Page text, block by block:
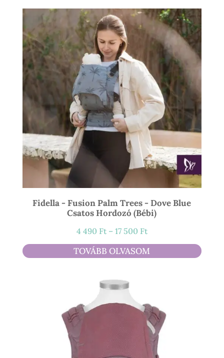
21
900 Ft
Fidella - Fusion Palm Trees - Dove Blue
Csatos Hordozó (bébi)
4 490 Ft – 17 500 FtÁrtartomány:
4
490 Ft
TOVÁBB OLVASOM